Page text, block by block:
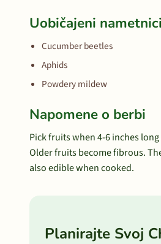
Uobičajeni
Cucumber beetles
Aphids
Powdery mildew
Napomene o berbi
Pick fruits when 4-6 inches
Older fruits become fibrous.
also edible when cooked.
Planirajte Svoj